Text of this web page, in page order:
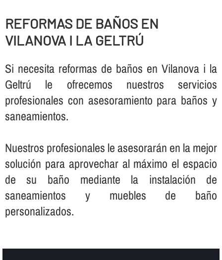
REFORMAS DE BAÑOS EN
VILANOVA I LA GELTRÚ
Si necesita reformas de baños en Vilanova i la
Geltrú le ofrecemos nuestros servicios
profesionales con asesoramiento para baños y
saneamientos.
Nuestros profesionales le asesorarán en la mejor
solución para aprovechar al máximo el espacio
de su baño mediante la instalación de
saneamientos y muebles de baño
personalizados.